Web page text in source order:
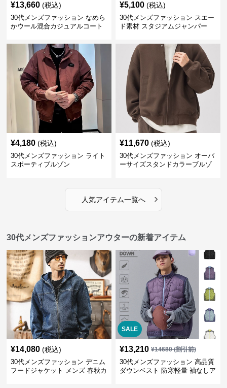
¥13,660 (税込)
30代メンズファッション なめら
かウール混合カジュアルコート
¥5,100 (税込)
30代メンズファッション スエー
ド素材 スタジアムジャンパー
¥4,180 (税込)
30代メンズファッション ライト
スポーティブルゾン
¥11,670 (税込)
30代メンズファッション オーバ
ーサイズスタンドカラーブルゾ
人気アイテム一覧へ ›
30代メンズファッションアウターの新着アイテム
¥14,080 (税込)
30代メンズファッション デニム
フードジャケット メンズ 春秋カ
SALE
¥13,210 ¥14680(割引前)
30代メンズファッション 高品質
ダウンベスト 防寒軽量 袖なしア